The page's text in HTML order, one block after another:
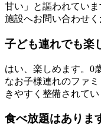
甘い」と謳われてい
施設へお問い合わせく
子ども連れでも楽
はい、楽しめます。0
なお子様連れのファ
きやすく整備されてい
食べ放題はありま